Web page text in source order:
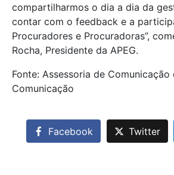
compartilharmos o dia a dia da
contar com o feedback e a
Procuradores e Procuradoras”,
Rocha, Presidente da APEG.
Fonte: Assessoria de Comunicação
Comunicação
Facebook Twitter